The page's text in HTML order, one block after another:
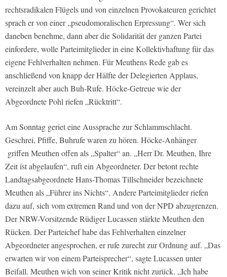
rechtsradikalen Flügels und von einzelnen Provokateuren gerichtet
sprach er von einer „pseudomoralischen Erpressung“. Wer sich
daneben benehme, dann aber die Solidarität der ganzen Partei
einfordere, wolle Parteimitglieder in eine Kollektivhaftung für das
eigene Fehlverhalten nehmen. Für Meuthens Rede gab es
anschließend von knapp der Hälfte der Delegierten Applaus,
vereinzelt aber auch Buh-Rufe. Höcke-Getreue wie der
Abgeordnete Pohl riefen „Rücktritt“.
Am Sonntag geriet eine Aussprache zur Schlammschlacht.
Geschrei, Pfiffe, Buhrufe waren zu hören. Höcke-Anhänger
griffen Meuthen offen als „Spalter“ an. „Herr Dr. Meuthen, Ihre
Zeit ist abgelaufen“, ruft ein Abgeordneter. Der betont rechte
Landtagsabgeordnete Hans-Thomas Tillschneider bezeichnete
Meuthen als „Führer ins Nichts“. Andere Parteimitglieder riefen
dazu auf, sich vom extremen Rand und von der NPD abzugrenzen.
Der NRW-Vorsitzende Rüdiger Lucassen stärkte Meuthen den
Rücken. Der Parteichef habe das Fehlverhalten einzelner
Abgeordneter angesprochen, er rufe zurecht zur Ordnung auf. „Das
erwarten wir von einem Parteisprecher“, sagte Lucassen unter
Beifall. Meuthen wich von seiner Kritik nicht zurück. „Ich habe